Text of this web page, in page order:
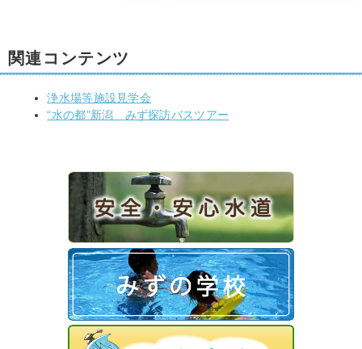
関連コンテンツ
浄水場等施設見学会
“水の都”新潟 みず探訪バスツアー